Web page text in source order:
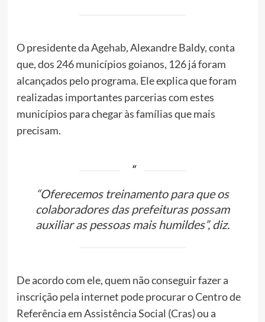
O presidente daAgehab, Alexandre Baldy, conta
que, dos 246 municípios goianos, 126 já foram
alcançados pelo programa. Ele explica que foram
realizadas importantes parcerias com estes
municípios para chegar às famílias que mais
precisam.
“Oferecemos treinamento para que os
colaboradores das prefeituras possam
auxiliar as pessoas mais humildes”, diz.
De acordo com ele, quem não conseguir fazer a
inscrição pela internet pode procurar o Centro de
Referência em Assistência Social (Cras) ou a